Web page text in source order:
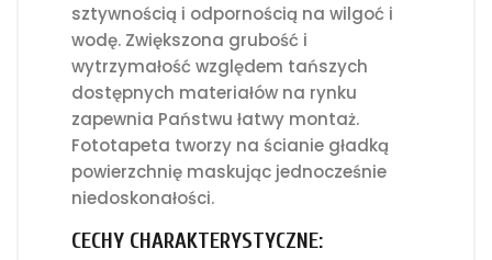
sztywnością i odpornością na wilgoć i
wodę. Zwiększona grubość i
wytrzymałość względem tańszych
dostępnych materiałów na rynku
zapewnia Państwu łatwy montaż.
Fototapeta tworzy na ścianie gładką
powierzchnię maskując jednocześnie
niedoskonałości.
CECHY CHARAKTERYSTYCZNE: